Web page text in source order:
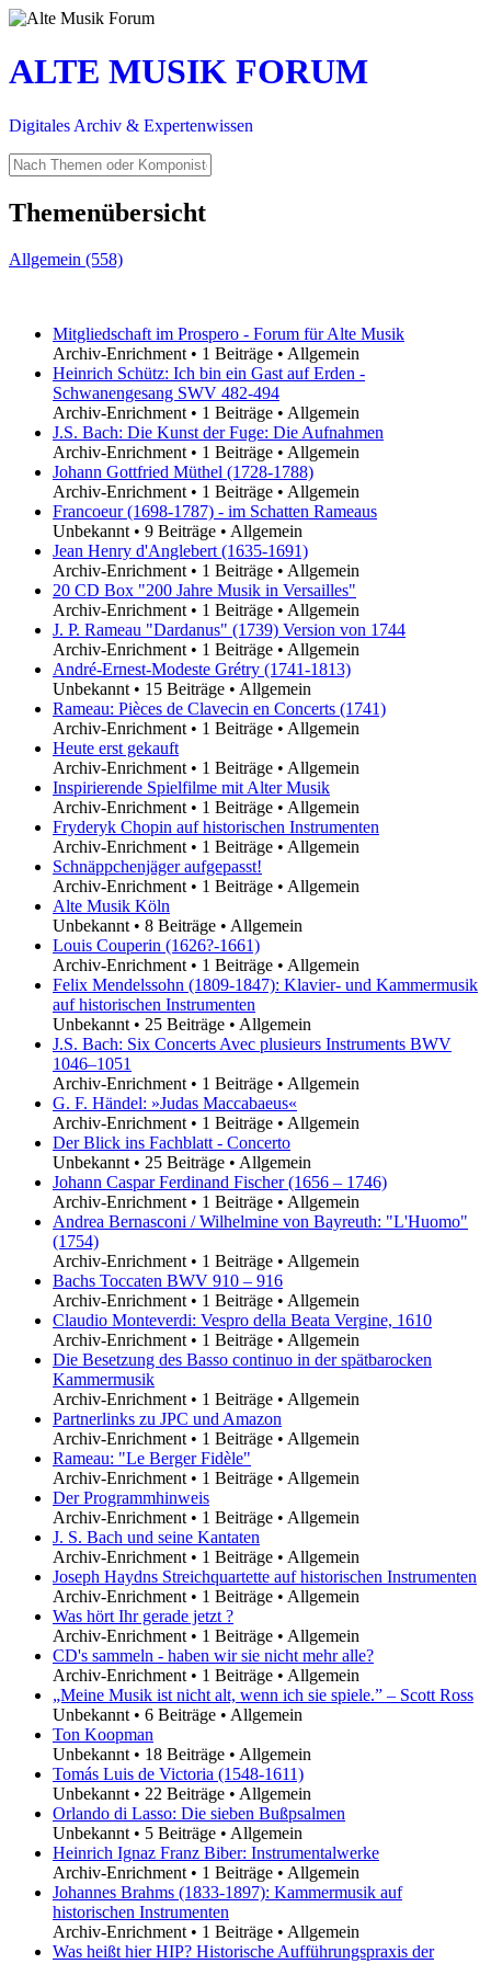
ALTE MUSIK FORUM
Digitales Archiv & Expertenwissen
Themenübersicht
Allgemein (558)
Mitgliedschaft im Prospero - Forum für Alte Musik
Archiv-Enrichment • 1 Beiträge • Allgemein
Heinrich Schütz: Ich bin ein Gast auf Erden -
Schwanengesang SWV 482-494
Archiv-Enrichment • 1 Beiträge • Allgemein
J.S. Bach: Die Kunst der Fuge: Die Aufnahmen
Archiv-Enrichment • 1 Beiträge • Allgemein
Johann Gottfried Müthel (1728-1788)
Archiv-Enrichment • 1 Beiträge • Allgemein
Francoeur (1698-1787) - im Schatten Rameaus
Unbekannt • 9 Beiträge • Allgemein
Jean Henry d'Anglebert (1635-1691)
Archiv-Enrichment • 1 Beiträge • Allgemein
20 CD Box "200 Jahre Musik in Versailles"
Archiv-Enrichment • 1 Beiträge • Allgemein
J. P. Rameau "Dardanus" (1739) Version von 1744
Archiv-Enrichment • 1 Beiträge • Allgemein
André-Ernest-Modeste Grétry (1741-1813)
Unbekannt • 15 Beiträge • Allgemein
Rameau: Pièces de Clavecin en Concerts (1741)
Archiv-Enrichment • 1 Beiträge • Allgemein
Heute erst gekauft
Archiv-Enrichment • 1 Beiträge • Allgemein
Inspirierende Spielfilme mit Alter Musik
Archiv-Enrichment • 1 Beiträge • Allgemein
Fryderyk Chopin auf historischen Instrumenten
Archiv-Enrichment • 1 Beiträge • Allgemein
Schnäppchenjäger aufgepasst!
Archiv-Enrichment • 1 Beiträge • Allgemein
Alte Musik Köln
Unbekannt • 8 Beiträge • Allgemein
Louis Couperin (1626?-1661)
Archiv-Enrichment • 1 Beiträge • Allgemein
Felix Mendelssohn (1809-1847): Klavier- und Kammermusik
auf historischen Instrumenten
Unbekannt • 25 Beiträge • Allgemein
J.S. Bach: Six Concerts Avec plusieurs Instruments BWV
1046–1051
Archiv-Enrichment • 1 Beiträge • Allgemein
G. F. Händel: »Judas Maccabaeus«
Archiv-Enrichment • 1 Beiträge • Allgemein
Der Blick ins Fachblatt - Concerto
Unbekannt • 25 Beiträge • Allgemein
Johann Caspar Ferdinand Fischer (1656 – 1746)
Archiv-Enrichment • 1 Beiträge • Allgemein
Andrea Bernasconi / Wilhelmine von Bayreuth: "L'Huomo"
(1754)
Archiv-Enrichment • 1 Beiträge • Allgemein
Bachs Toccaten BWV 910 – 916
Archiv-Enrichment • 1 Beiträge • Allgemein
Claudio Monteverdi: Vespro della Beata Vergine, 1610
Archiv-Enrichment • 1 Beiträge • Allgemein
Die Besetzung des Basso continuo in der spätbarocken
Kammermusik
Archiv-Enrichment • 1 Beiträge • Allgemein
Partnerlinks zu JPC und Amazon
Archiv-Enrichment • 1 Beiträge • Allgemein
Rameau: "Le Berger Fidèle"
Archiv-Enrichment • 1 Beiträge • Allgemein
Der Programmhinweis
Archiv-Enrichment • 1 Beiträge • Allgemein
J. S. Bach und seine Kantaten
Archiv-Enrichment • 1 Beiträge • Allgemein
Joseph Haydns Streichquartette auf historischen Instrumenten
Archiv-Enrichment • 1 Beiträge • Allgemein
Was hört Ihr gerade jetzt ?
Archiv-Enrichment • 1 Beiträge • Allgemein
CD's sammeln - haben wir sie nicht mehr alle?
Archiv-Enrichment • 1 Beiträge • Allgemein
„Meine Musik ist nicht alt, wenn ich sie spiele.” – Scott Ross
Unbekannt • 6 Beiträge • Allgemein
Ton Koopman
Unbekannt • 18 Beiträge • Allgemein
Tomás Luis de Victoria (1548-1611)
Unbekannt • 22 Beiträge • Allgemein
Orlando di Lasso: Die sieben Bußpsalmen
Unbekannt • 5 Beiträge • Allgemein
Heinrich Ignaz Franz Biber: Instrumentalwerke
Archiv-Enrichment • 1 Beiträge • Allgemein
Johannes Brahms (1833-1897): Kammermusik auf
historischen Instrumenten
Archiv-Enrichment • 1 Beiträge • Allgemein
Was heißt hier HIP? Historische Aufführungspraxis der